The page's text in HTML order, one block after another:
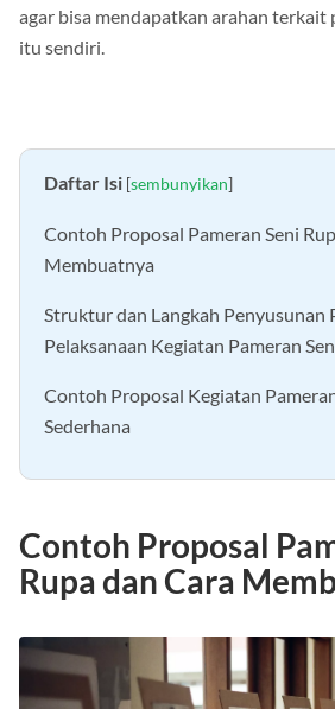
agar bisa mendapatkan arahan terkait
itu sendiri.
Daftar Isi [sembunyikan]
Contoh Proposal Pameran Seni
Membuatnya
Struktur dan Langkah Penyusunan
Pelaksanaan Kegiatan Pameran
Contoh Proposal Kegiatan
Sederhana
Contoh Proposal
Rupa dan Cara